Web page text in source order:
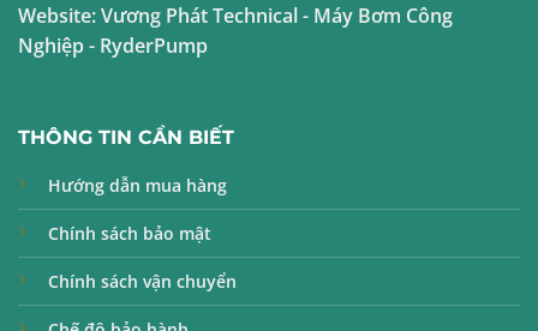
Website:Vương Phát Technical- Máy Bơm Công
Nghiệp- RyderPump
THÔNG TIN CẦN BIẾT
Hướng dẫn mua hàng
Chính sách bảo mật
Chính sách vận chuyển